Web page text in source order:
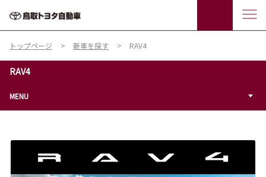
トップページ 新車を探す RAV4
RAV4
MENU